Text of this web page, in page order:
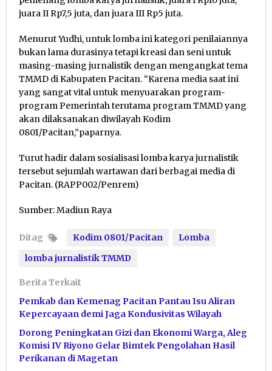
juara II Rp7,5 juta, dan juara III Rp5 juta.
Menurut Yudhi, untuk lomba ini kategori penilaiannya
bukan lama durasinya tetapi kreasi dan seni untuk
masing-masing jurnalistik dengan mengangkat tema
TMMD di Kabupaten Pacitan. “Karena media saat ini
yang sangat vital untuk menyuarakan program-
program Pemerintah terutama program TMMD yang
akan dilaksanakan diwilayah Kodim
0801/Pacitan,”paparnya.
Turut hadir dalam sosialisasi lomba karya jurnalistik
tersebut sejumlah wartawan dari berbagai media di
Pacitan. (RAPP002/Penrem)
Sumber: Madiun Raya
Ditag Kodim 0801/Pacitan
Lomba
lomba jurnalistik TMMD
Berita Terkait
Pemkab dan Kemenag Pacitan Pantau Isu Aliran
Kepercayaan demi Jaga Kondusivitas Wilayah
Dorong Peningkatan Gizi dan Ekonomi Warga, Aleg
Komisi IV Riyono Gelar Bimtek Pengolahan Hasil
Perikanan di Magetan